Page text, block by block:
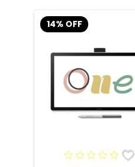
14% OFF